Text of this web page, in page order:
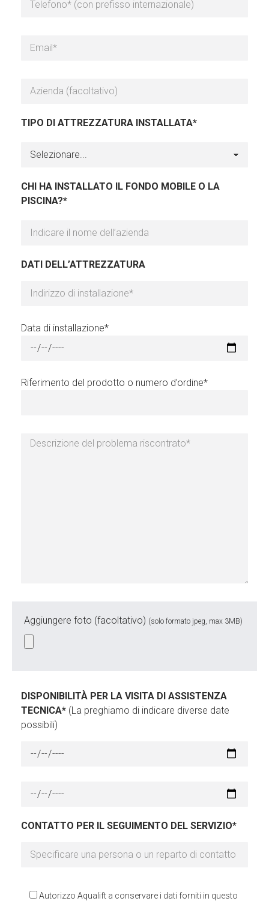
TIPO DI ATTREZZATURA INSTALLATA*
CHI HA INSTALLATO IL FONDO MOBILE O LA
PISCINA?*
DATI DELL’ATTREZZATURA
Data di installazione*
Riferimento del prodotto o numero d’ordine*
Aggiungere foto (facoltativo) (solo formato jpeg, max 3MB)
DISPONIBILITÀ PER LA VISITA DI ASSISTENZA
TECNICA* (La preghiamo di indicare diverse date
possibili)
CONTATTO PER IL SEGUIMENTO DEL SERVIZIO*
Autorizzo Aqualift a conservare i dati forniti in questo